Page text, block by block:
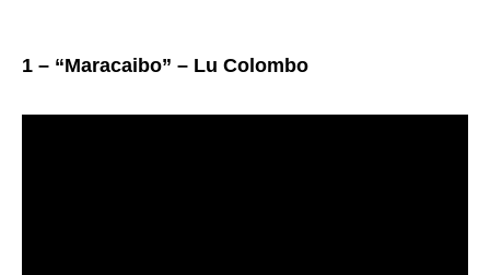
1 – “Maracaibo” – Lu Colombo